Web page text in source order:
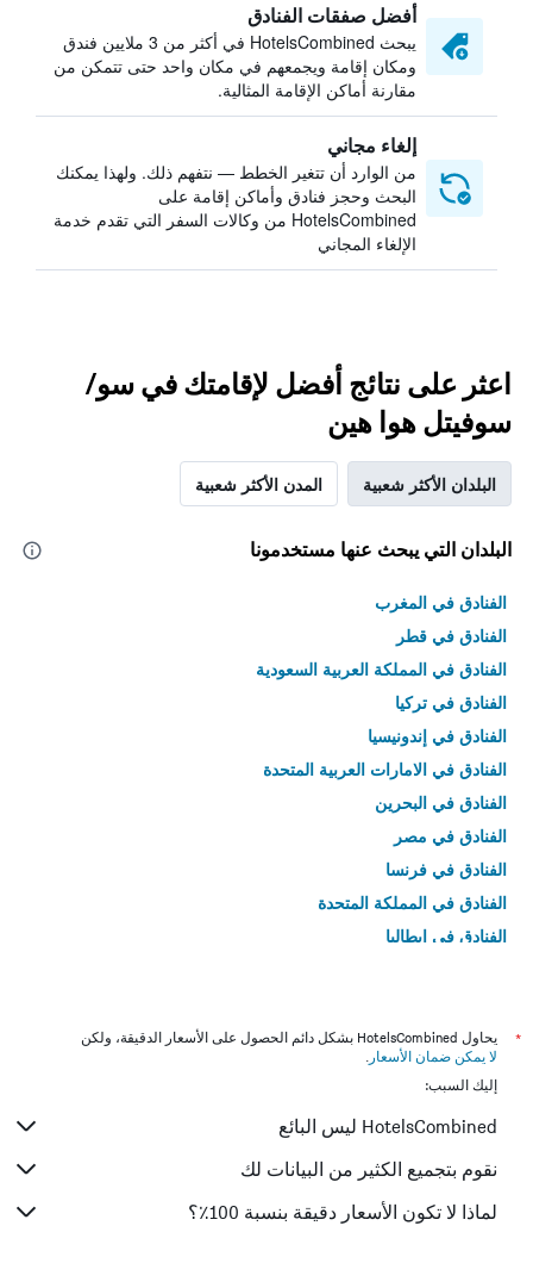
أفضل صفقات الفنادق
يبحث HotelsCombined في أكثر من 3 ملايين فندق
ومكان إقامة ويجمعهم في مكان واحد حتى تتمكن من
مقارنة أماكن الإقامة المثالية.
إلغاء مجاني
من الوارد أن تتغير الخطط — نتفهم ذلك. ولهذا يمكنك
البحث وحجز فنادق وأماكن إقامة على
HotelsCombined من وكالات السفر التي تقدم خدمة
الإلغاء المجاني
اعثر على نتائج أفضل لإقامتك في سو/
سوفيتل هوا هين
البلدان الأكثر شعبية المدن الأكثر شعبية
البلدان التي يبحث عنها مستخدمونا
الفنادق في المغرب
الفنادق في قطر
الفنادق في المملكة العربية السعودية
الفنادق في تركيا
الفنادق في إندونيسيا
الفنادق في الامارات العربية المتحدة
الفنادق في البحرين
الفنادق في مصر
الفنادق في فرنسا
الفنادق في المملكة المتحدة
الفنادق في إيطاليا
*
يحاول HotelsCombined بشكل دائم الحصول على الأسعار الدقيقة، ولكن
لا يمكن ضمان الأسعار .
إليك السبب:
HotelsCombined ليس البائع
نقوم بتجميع الكثير من البيانات لك
لماذا لا تكون الأسعار دقيقة بنسبة 100٪؟